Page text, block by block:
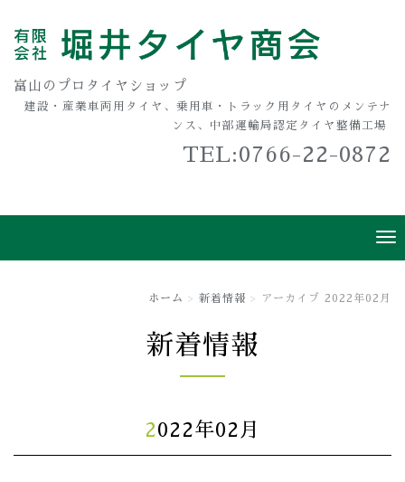
富山のプロタイヤショップ
建設・産業車両用タイヤ、乗用車・トラック用タイヤのメンテナ
ンス、中部運輸局認定タイヤ整備工場
TEL:0766-22-0872
ホーム 新着情報 アーカイブ 2022年02月
新着情報
2022年02月